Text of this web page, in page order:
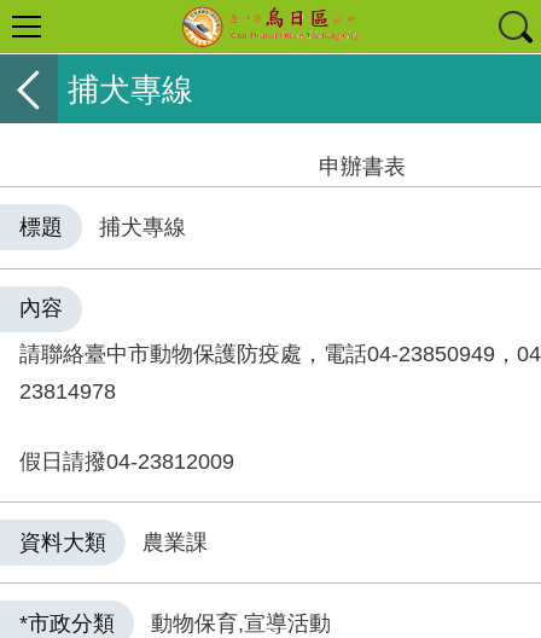
捕犬專線
申辦書表
標題 捕犬專線
內容
請聯絡臺中市動物保護防疫處，電話04-23850949，
23814978
假日請撥04-23812009
資料大類 農業課
*市政分類 動物保育,宣導活動